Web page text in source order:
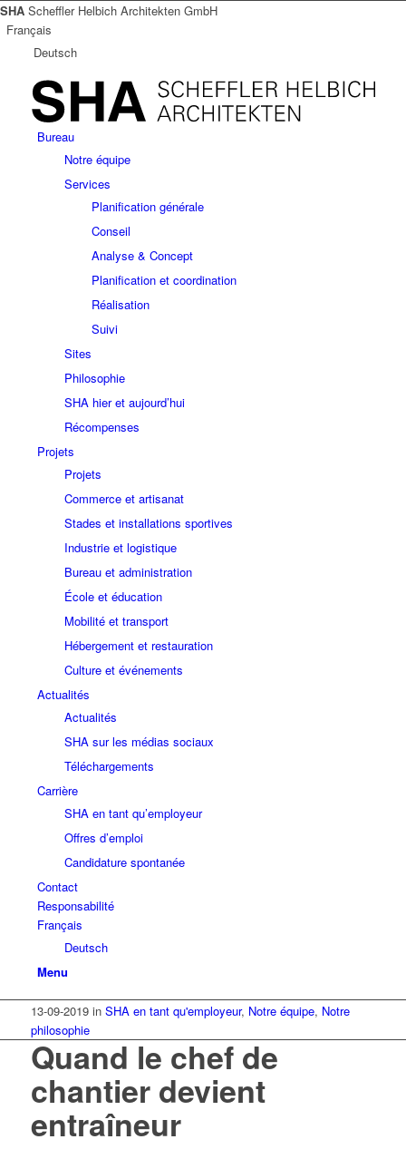
SHA Scheffler Helbich Architekten GmbH
Français
Deutsch
Bureau
Notre équipe
Services
Planification générale
Conseil
Analyse & Concept
Planification et coordination
Réalisation
Suivi
Sites
Philosophie
SHA hier et aujourd’hui
Récompenses
Projets
Projets
Commerce et artisanat
Stades et installations sportives
Industrie et logistique
Bureau et administration
École et éducation
Mobilité et transport
Hébergement et restauration
Culture et événements
Actualités
Actualités
SHA sur les médias sociaux
Téléchargements
Carrière
SHA en tant qu’employeur
Offres d’emploi
Candidature spontanée
Contact
Responsabilité
Français
Deutsch
Menu
13-09-2019in SHA en tant qu'employeur, Notre équipe, Notre
philosophie
Quand le chef de
chantier devient
entraîneur